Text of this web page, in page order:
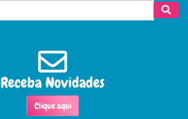
Receba Novidades
Clique aqui